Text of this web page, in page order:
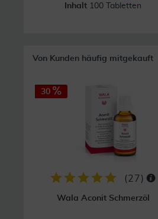
Inhalt 100 Tabletten
Von Kunden häufig mitgekauft
30
(27 )
Wala Aconit Schmerzöl